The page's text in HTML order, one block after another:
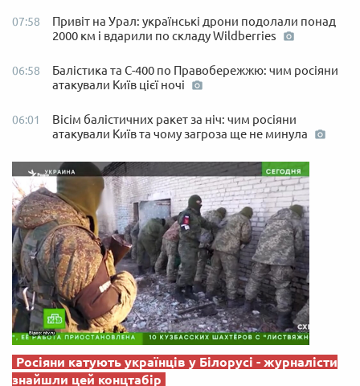
07:58
Привіт на Урал: українські дрони подолали понад
2000 км і вдарили по складу Wildberries
06:58
Балістика та С-400 по Правобережжю: чим росіяни
атакували Київ цієї ночі
06:01
Вісім балістичних ракет за ніч: чим росіяни
атакували Київ та чому загроза ще не минула
Росіяни катують українців у Білорусі - журналісти
знайшли цей концтабір